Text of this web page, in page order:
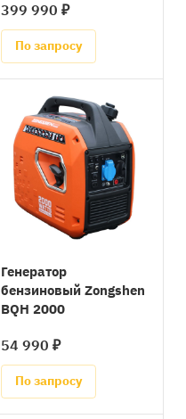
399 990 ₽
По запросу
Генератор
бензиновый Zongshen
BQH 2000
54 990 ₽
По запросу